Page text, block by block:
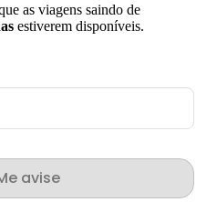
as viagens saindo de
estiverem disponíveis.
avise